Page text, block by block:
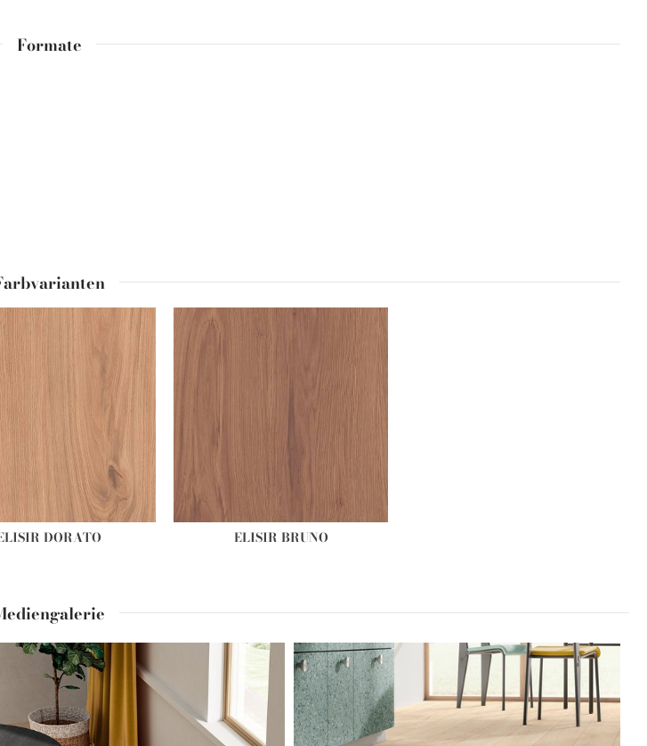
Formate
DORATO ELISIR BRUNO